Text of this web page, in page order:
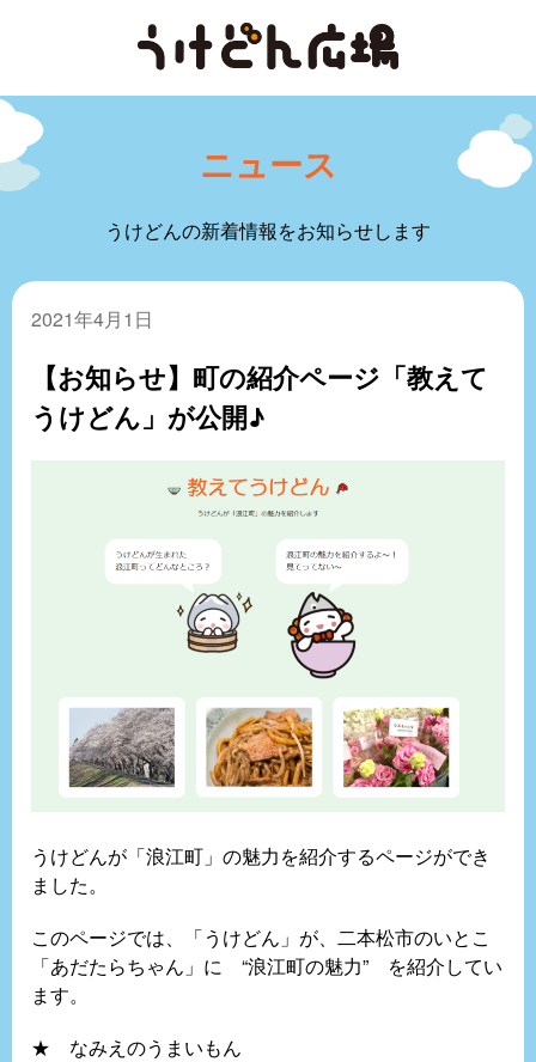
ニュース
うけどんの新着情報をお知らせします
2021年4月1日
【お知らせ】町の紹介ページ「教えて
うけどん」が公開♪
うけどんが「浪江町」の魅力を紹介するページができ
ました。
このページでは、「うけどん」が、二本松市のいとこ
「あだたらちゃん」に “浪江町の魅力” を紹介してい
ます。
★ なみえのうまいもん